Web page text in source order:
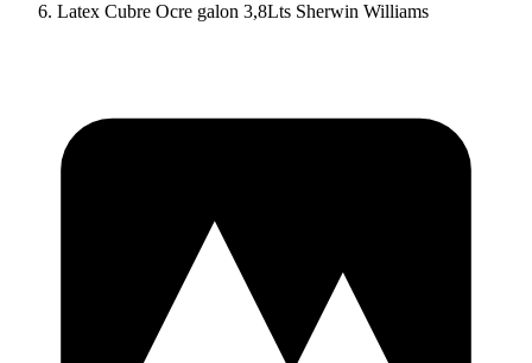
Latex Cubre Ocre galon 3,8Lts Sherwin Williams